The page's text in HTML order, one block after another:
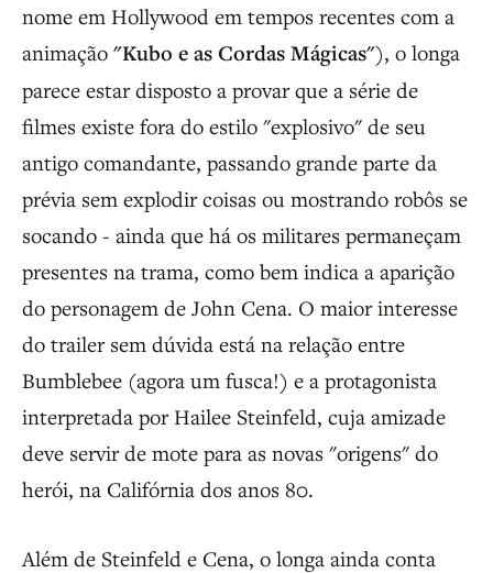
nome em Hollywood em tempos recentes com a
animação "Kubo e as Cordas Mágicas"), o longa
parece estar disposto a provar que a série de
filmes existe fora do estilo "explosivo" de seu
antigo comandante, passando grande parte da
prévia sem explodir coisas ou mostrando robôs se
socando - ainda que há os militares permaneçam
presentes na trama, como bem indica a aparição
do personagem de John Cena. O maior interesse
do trailer sem dúvida está na relação entre
Bumblebee (agora um fusca!) e a protagonista
interpretada por Hailee Steinfeld, cuja amizade
deve servir de mote para as novas "origens" do
herói, na Califórnia dos anos 80.
Além de Steinfeld e Cena, o longa ainda conta